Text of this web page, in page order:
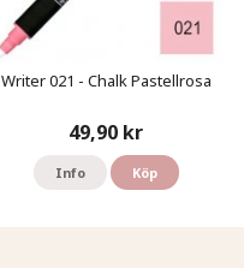
Writer 021 - Chalk Pastellrosa
49,90 kr
Info Köp